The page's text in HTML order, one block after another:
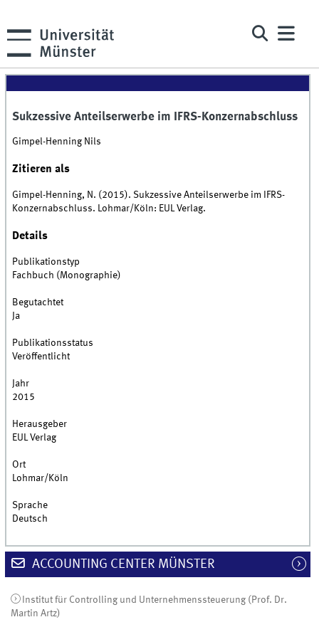
Sukzessive Anteilserwerbe im IFRS-Konzernabschluss
Gimpel-Henning Nils
Zitieren als
Gimpel-Henning, N. (2015). Sukzessive Anteilserwerbe im IFRS-
Konzernabschluss. Lohmar/Köln: EUL Verlag.
Details
Publikationstyp
Fachbuch (Monographie)
Begutachtet
Ja
Publikationsstatus
Veröffentlicht
Jahr
2015
Herausgeber
EUL Verlag
Ort
Lohmar/Köln
Sprache
Deutsch
ACCOUNTING CENTER MÜNSTER
Institut für Controlling und Unternehmenssteuerung (Prof. Dr.
Martin Artz)